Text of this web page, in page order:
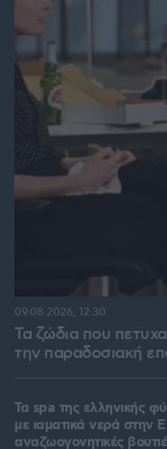
Τα ζώδια που
την παραδοσιακή
09.08.2026, 12:30
Τα spa της ελληνικής
με ιαματικά νερά στην
αναζωογονητικές